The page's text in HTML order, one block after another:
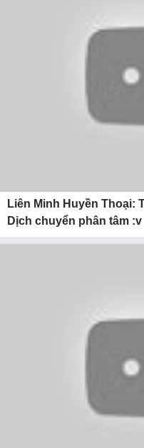
Liên Minh Huyền Thoại:
Dịch chuyển phân tâm :v